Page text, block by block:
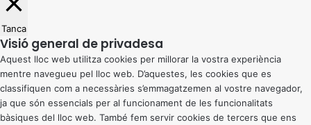
Tanca
Visió general de privadesa
Aquest lloc web utilitza cookies per millorar la vostra experiència
mentre navegueu pel lloc web. D’aquestes, les cookies que es
classifiquen com a necessàries s’emmagatzemen al vostre navegador,
ja que són essencials per al funcionament de les funcionalitats
bàsiques del lloc web. També fem servir cookies de tercers que ens